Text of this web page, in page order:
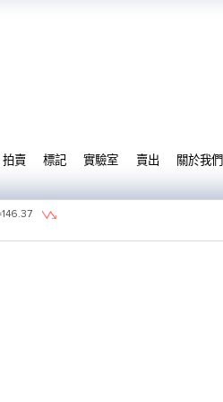
拍賣 標記 實驗室 賣出 關於我們
146.37